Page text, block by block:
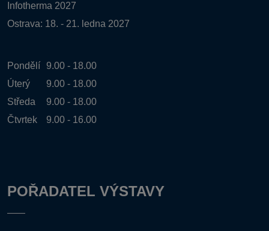
Infotherma 2027
Ostrava: 18. - 21. ledna 2027
Pondělí
9.00 - 18.00
Úterý
9.00 - 18.00
Středa
9.00 - 18.00
Čtvrtek
9.00 - 16.00
POŘADATEL VÝSTAVY